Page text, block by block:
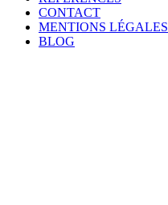
CONTACT
MENTIONS LÉGALES
BLOG